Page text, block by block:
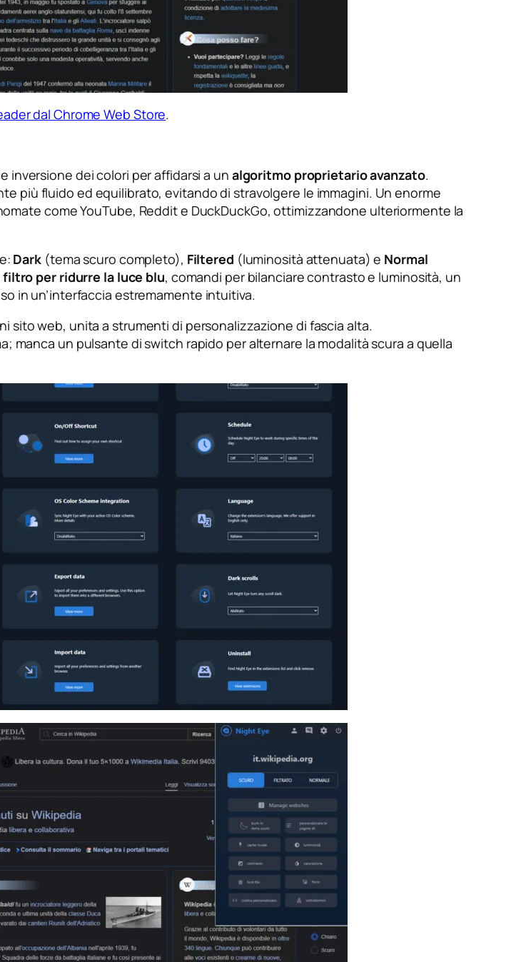
dal Chrome Web Store.
inversione dei colori per affidarsi a un algoritmo proprietario avanzato.
più fluido ed equilibrato, evitando di stravolgere le immagini. Un enorme
come YouTube, Reddit e DuckDuckGo, ottimizzandone ulteriormente la
Dark (tema scuro completo), Filtered (luminosità attenuata) e Normal
filtro per ridurre la luce blu, comandi per bilanciare contrasto e luminosità, un
in un’interfaccia estremamente intuitiva.
sito web, unita a strumenti di personalizzazione di fascia alta.
manca un pulsante di switch rapido per alternare la modalità scura a quella